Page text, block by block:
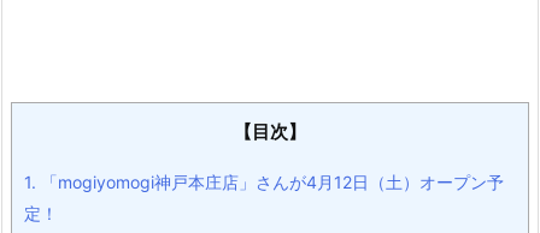
【目次】
1. 「mogiyomogi神戸本庄店」さんが4月12日（土）オープン予
定！